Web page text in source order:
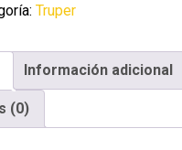
Truper
Información adicional
(0)